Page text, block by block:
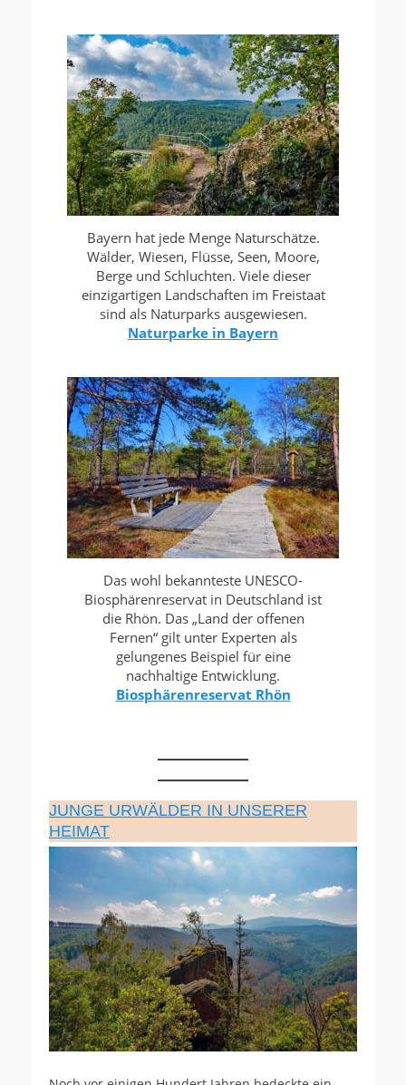
Bayern hat jede Menge Naturschätze.
Wälder, Wiesen, Flüsse, Seen, Moore,
Berge und Schluchten. Viele dieser
einzigartigen Landschaften im Freistaat
sind als Naturparks ausgewiesen.
Naturparke in Bayern
Das wohl bekannteste UNESCO-
Biosphärenreservat in Deutschland ist
die Rhön. Das „Land der offenen
Fernen“ gilt unter Experten als
gelungenes Beispiel für eine
nachhaltige Entwicklung.
Biosphärenreservat Rhön
JUNGE URWÄLDER IN UNSERER
HEIMAT